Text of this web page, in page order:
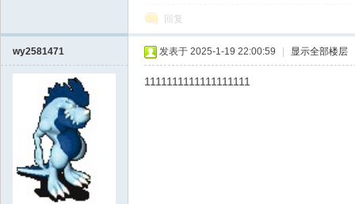
回复
wy2581471 发表于 2025-1-19 22:00:59 显示全部楼层
1111111111111111111